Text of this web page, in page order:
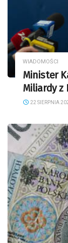
WIADOMOŚCI
Minister
Miliardy z
22 SIERPNIA